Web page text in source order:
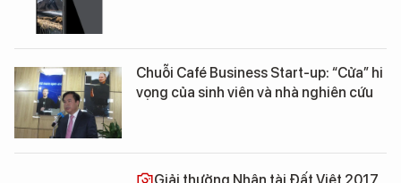
Chuỗi Café Business Start-up: “Cửa” hi
vọng của sinh viên và nhà nghiên cứu